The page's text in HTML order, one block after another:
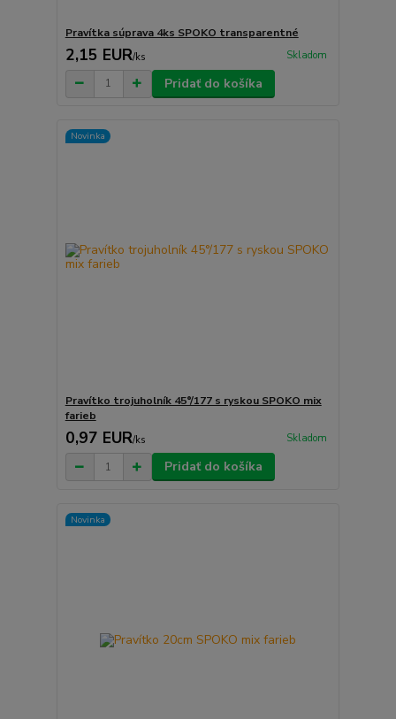
Pravítka súprava 4ks SPOKO transparentné
2,15 EUR/ks Skladom
Pridať do košíka
Novinka
Pravítko trojuholník 45°/177 s ryskou SPOKO mix
farieb
0,97 EUR/ks Skladom
Pridať do košíka
Novinka